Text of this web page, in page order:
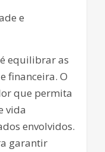
e
equilibrar as
financeira. O
que permita
vida
envolvidos.
garantir